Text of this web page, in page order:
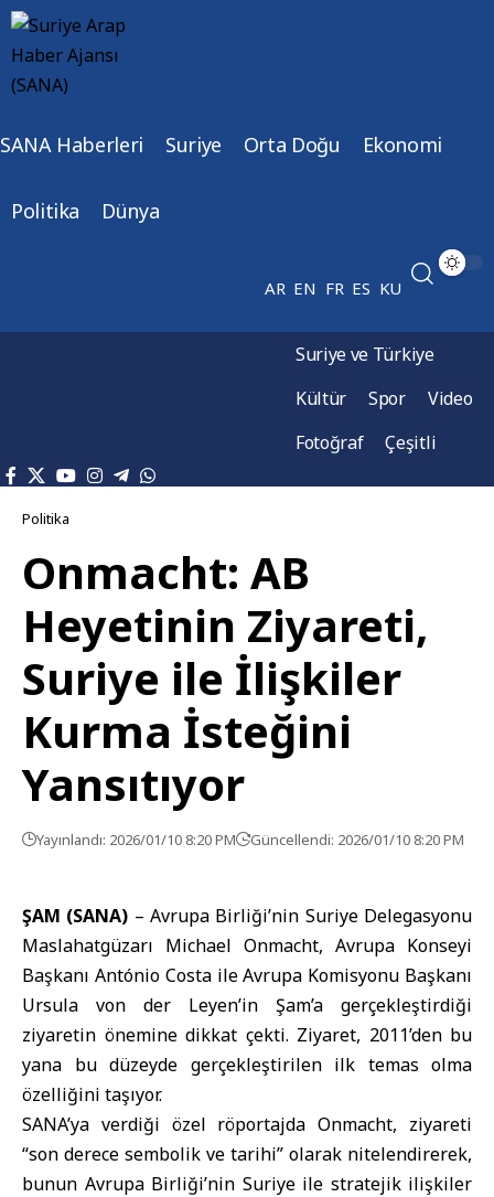
SANA Haberleri Suriye Orta Doğu Ekonomi
Politika Dünya
AR EN FR ES KU
Suriye ve Türkiye
Kültür
Spor
Video
Fotoğraf
Çeşitli
Politika
Onmacht: AB
Heyetinin Ziyareti,
Suriye ile İlişkiler
Kurma İsteğini
Yansıtıyor
Yayınlandı: 2026/01/10 8:20 PM Güncellendi: 2026/01/10 8:20 PM
ŞAM (SANA) –Avrupa Birliği’nin Suriye Delegasyonu
Maslahatgüzarı Michael Onmacht, Avrupa Konseyi
Başkanı António Costa ile Avrupa Komisyonu Başkanı
Ursula von der Leyen’in Şam’a gerçekleştirdiği
ziyaretin önemine dikkat çekti. Ziyaret, 2011’den bu
yana bu düzeyde gerçekleştirilen ilk temas olma
özelliğini taşıyor.
SANA’ya verdiği özel röportajda Onmacht, ziyareti
“son derece sembolik ve tarihi” olarak nitelendirerek,
bunun Avrupa Birliği’nin Suriye ile stratejik ilişkiler